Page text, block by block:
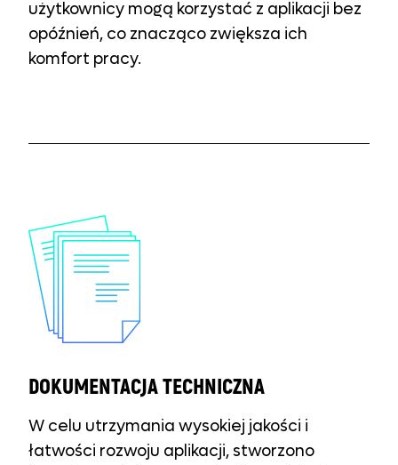
użytkownicy mogą korzystać z aplikacji bez
opóźnień, co znacząco zwiększa ich
komfort pracy.
DOKUMENTACJA TECHNICZNA
W celu utrzymania wysokiej jakości i
łatwości rozwoju aplikacji, stworzono